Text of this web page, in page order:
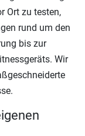
Ort zu testen,
rund um den
bis zur
Wir